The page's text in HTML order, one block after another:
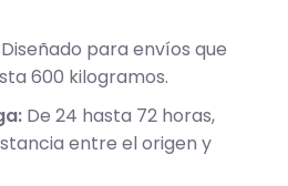
Diseñado para envíos que
600 kilogramos.
De 24 hasta 72 horas,
entre el origen y